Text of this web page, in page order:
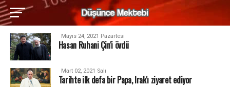
Mayıs 24, 2021 Pazartesi
Hasan Ruhani Çin'i övdü
Mart 02, 2021 Salı
Tarihte ilk defa bir Papa, Irak'ı ziyaret ediyor